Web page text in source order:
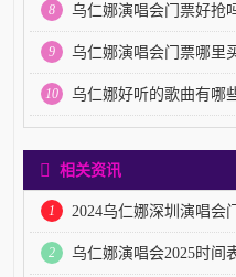
8 乌仁娜演唱会门票好抢
9 乌仁娜演唱会门票哪里
10 乌仁娜好听的歌曲有哪
相关资讯
1 2024乌仁娜深圳演唱会
2 乌仁娜演唱会2025时间